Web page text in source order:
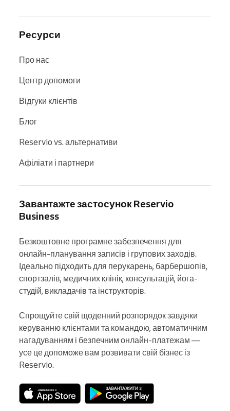
Ресурси
Про нас
Центр допомоги
Відгуки клієнтів
Блог
Reservio vs. альтернативи
Афіліати і партнери
Завантажте застосунок Reservio
Business
Безкоштовне програмне забезпечення для
онлайн-планування записів і групових заходів.
Ідеально підходить для перукарень, барбершопів,
спортзалів, медичних клінік, консультацій, йога-
студій, викладачів та інструкторів.
Спрощуйте свій щоденний розпорядок завдяки
керуванню клієнтами та командою, автоматичним
нагадуванням і безпечним онлайн-платежам —
усе це допоможе вам розвивати свій бізнес із
Reservio.